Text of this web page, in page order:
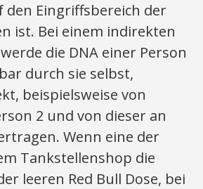
den Eingriffsbereich der
ist. Bei einem indirekten
die DNA einer Person
durch sie selbst,
beispielsweise von
2 und von dieser an
Wenn eine der
Tankstellenshop die
leeren Red Bull Dose, bei